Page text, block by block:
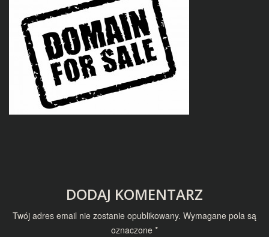
DODAJ KOMENTARZ
Twój adres email nie zostanie opublikowany. Wymagane pola są
oznaczone *